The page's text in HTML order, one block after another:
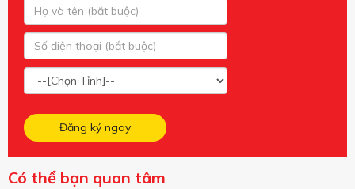
Đăng ký ngay
Có thể bạn quan tâm